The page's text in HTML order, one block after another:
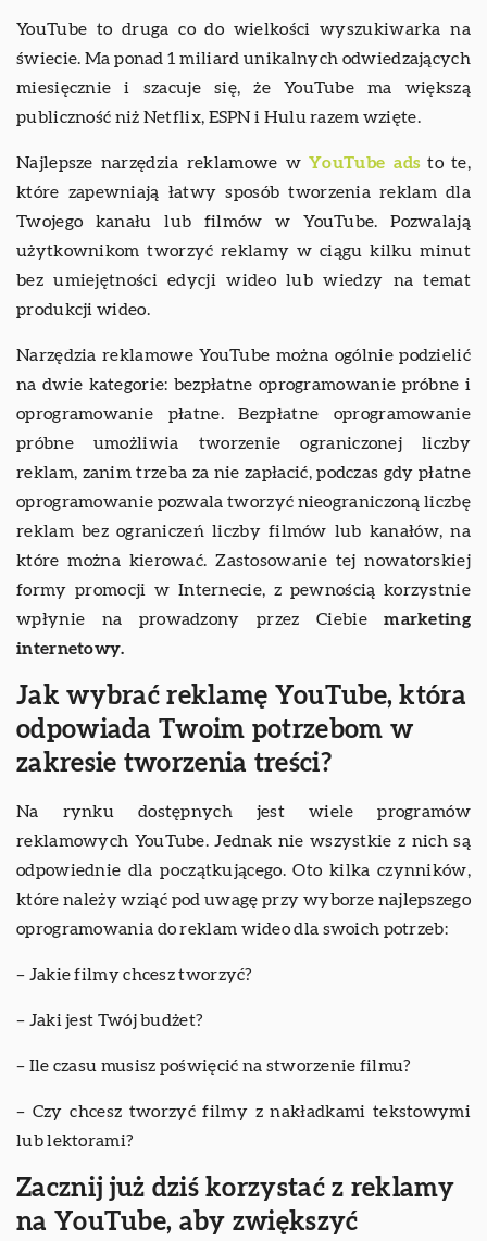
YouTube to druga co do wielkości wyszukiwarka na
świecie. Ma ponad 1 miliard unikalnych odwiedzających
miesięcznie i szacuje się, że YouTube ma większą
publiczność niż Netflix, ESPN i Hulu razem wzięte.
Najlepsze narzędzia reklamowe wYouTube adsto te,
które zapewniają łatwy sposób tworzenia reklam dla
Twojego kanału lub filmów w YouTube. Pozwalają
użytkownikom tworzyć reklamy w ciągu kilku minut
bez umiejętności edycji wideo lub wiedzy na temat
produkcji wideo.
Narzędzia reklamowe YouTube można ogólnie podzielić
na dwie kategorie: bezpłatne oprogramowanie próbne i
oprogramowanie płatne. Bezpłatne oprogramowanie
próbne umożliwia tworzenie ograniczonej liczby
reklam, zanim trzeba za nie zapłacić, podczas gdy płatne
oprogramowanie pozwala tworzyć nieograniczoną liczbę
reklam bez ograniczeń liczby filmów lub kanałów, na
które można kierować. Zastosowanie tej nowatorskiej
formy promocji w Internecie, z pewnością korzystnie
wpłynie na prowadzony przez Ciebiemarketing
internetowy.
Jak wybrać reklamę YouTube, która
odpowiada Twoim potrzebom w
zakresie tworzenia treści?
Na rynku dostępnych jest wiele programów
reklamowych YouTube. Jednak nie wszystkie z nich są
odpowiednie dla początkującego. Oto kilka czynników,
które należy wziąć pod uwagę przy wyborze najlepszego
oprogramowania do reklam wideo dla swoich potrzeb:
– Jakie filmy chcesz tworzyć?
– Jaki jest Twój budżet?
– Ile czasu musisz poświęcić na stworzenie filmu?
– Czy chcesz tworzyć filmy z nakładkami tekstowymi
lub lektorami?
Zacznij już dziś korzystać z reklamy
na YouTube, aby zwiększyć